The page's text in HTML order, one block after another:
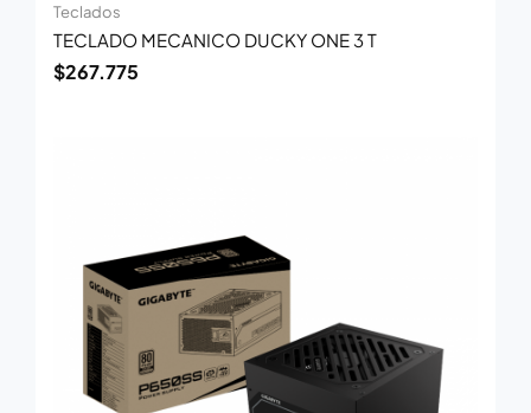
Teclados
TECLADO MECANICO DUCKY ONE 3 T
$267.775